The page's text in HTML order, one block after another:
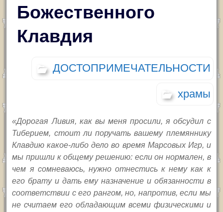
Божественного
Клавдия
ДОСТОПРИМЕЧАТЕЛЬНОСТИ
храмы
«Дорогая Ливия, как вы меня просили, я обсудил с
Тиберием, стоит ли поручать вашему племяннику
Клавдию какое-либо дело во время Марсовых Игр, и
мы пришли к общему решению: если он нормален, в
чем я сомневаюсь, нужно отнестись к нему как к
его брату и дать ему назначение и обязанности в
соответствии с его рангом, но, напротив, если мы
не считаем его обладающим всеми физическими и